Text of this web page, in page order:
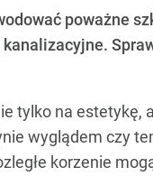
poważne
tylko na
wyglądem czy
korzenie